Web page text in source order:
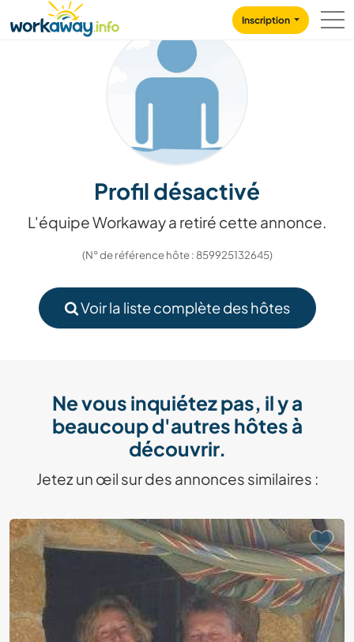
CONTENT
MAIN NAVIGATION
Inscription
Profil désactivé
L'équipe Workaway a retiré cette annonce.
(N° de référence hôte : 859925132645)
Voir la liste complète des hôtes
Ne vous inquiétez pas, il y a
beaucoup d'autres hôtes à
découvrir.
Jetez un œil sur des annonces similaires :